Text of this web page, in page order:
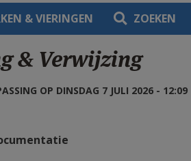
& VIERINGEN ZOEKEN
& Verwijzing
OP DINSDAG 7 JULI 2026 - 12:09